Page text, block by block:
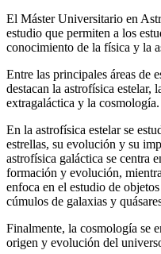
El Máster Universitario en
estudio que permiten a los
conocimiento de la física y la
Entre las principales áreas de
destacan la astrofísica estelar,
extragaláctica y la cosmología.
En la astrofísica estelar se
estrellas, su evolución y su
astrofísica galáctica se centra
formación y evolución,
enfoca en el estudio de
cúmulos de galaxias y
Finalmente, la cosmología se
origen y evolución del